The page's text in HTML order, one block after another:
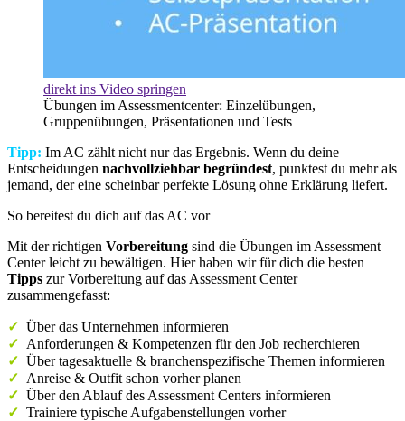
direkt ins Video springen
Übungen im Assessmentcenter: Einzelübungen,
Gruppenübungen, Präsentationen und Tests
Tipp: Im AC zählt nicht nur das Ergebnis. Wenn du deine
Entscheidungen nachvollziehbar begründest, punktest du mehr als
jemand, der eine scheinbar perfekte Lösung ohne Erklärung liefert.
So bereitest du dich auf das AC vor
Mit der richtigen Vorbereitung sind die Übungen im Assessment
Center leicht zu bewältigen. Hier haben wir für dich die besten
Tipps zur Vorbereitung auf das Assessment Center
zusammengefasst:
✓ Über das Unternehmen informieren
✓ Anforderungen & Kompetenzen für den Job recherchieren
✓ Über tagesaktuelle & branchenspezifische Themen informieren
✓ Anreise & Outfit schon vorher planen
✓ Über den Ablauf des Assessment Centers informieren
✓ Trainiere typische Aufgabenstellungen vorher